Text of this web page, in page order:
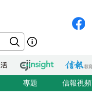
專題 信報視頻